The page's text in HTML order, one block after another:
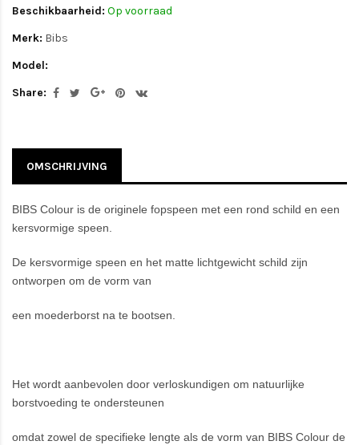
Beschikbaarheid: Op voorraad
Merk: Bibs
Model:
Share:
OMSCHRIJVING
BIBS Colour is de originele fopspeen met een rond schild en een
kersvormige speen.
De kersvormige speen en het matte lichtgewicht schild zijn
ontworpen om de vorm van
een moederborst na te bootsen.
Het wordt aanbevolen door verloskundigen om natuurlijke
borstvoeding te ondersteunen
omdat zowel de specifieke lengte als de vorm van BIBS Colour de